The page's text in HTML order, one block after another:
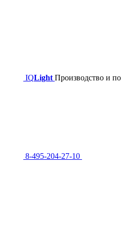
IQLight Производство и
8-495-204-27-10